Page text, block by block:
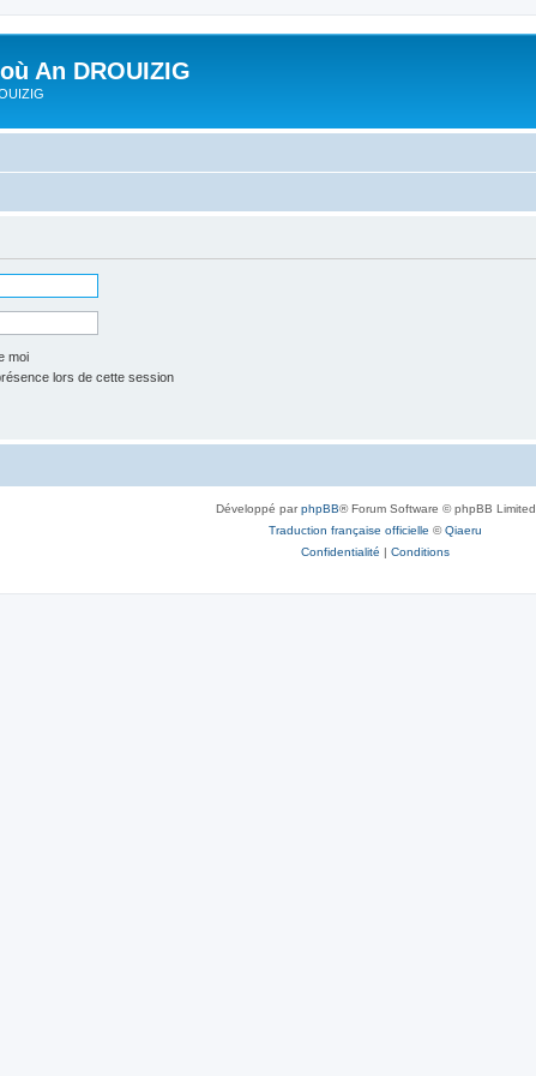
An DROUIZIG
moi
lors de cette session
Développé parphpBB® Forum Software © phpBB Limited
Traduction française officielle ©Qiaeru
Confidentialité | Conditions